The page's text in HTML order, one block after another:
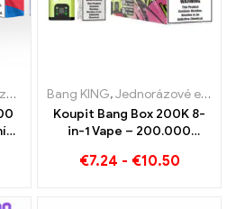
,Jednorázové e-
Bang KING,Jednorázové e-cigarety
Koupit Bang Box 200K 8-
in-1 Vape – 200.000
€7.24 - €10.50